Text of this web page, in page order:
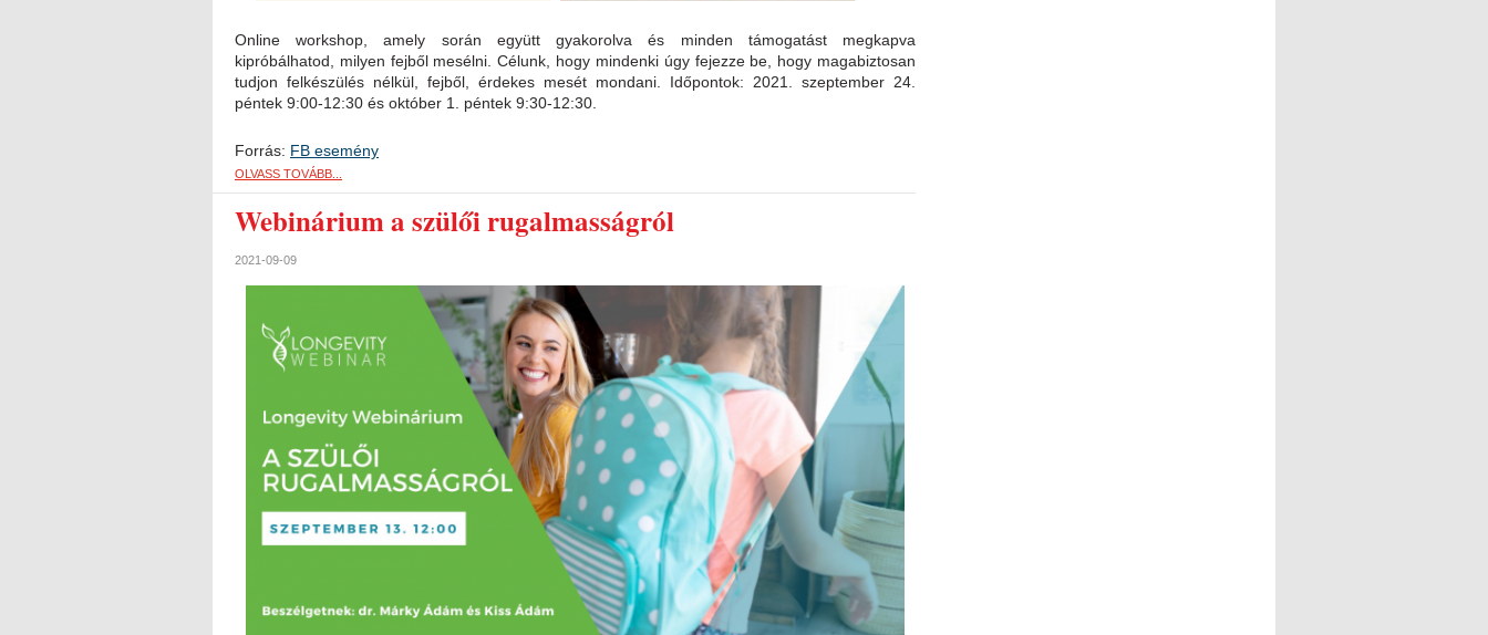
Online workshop, amely során együtt gyakorolva és minden támogatást megkapva
kipróbálhatod, milyen fejből mesélni. Célunk, hogy mindenki úgy fejezze be, hogy magabiztosan
tudjon felkészülés nélkül, fejből, érdekes mesét mondani. Időpontok: 2021. szeptember 24.
péntek 9:00-12:30 és október 1. péntek 9:30-12:30.
Forrás: FB esemény
OLVASS TOVÁBB...
Webinárium a szülői rugalmasságról
2021-09-09